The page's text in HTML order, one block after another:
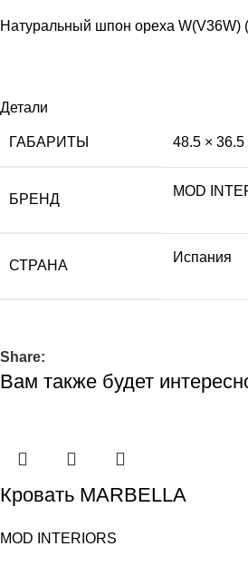
Натуральный шпон ореха W(V36W)
Детали
ГАБАРИТЫ 48.5 × 36.5
БРЕНД
MOD
СТРАНА
Испания
Share:
Вам также будет
Кровать MARBELLA
MOD INTERIORS